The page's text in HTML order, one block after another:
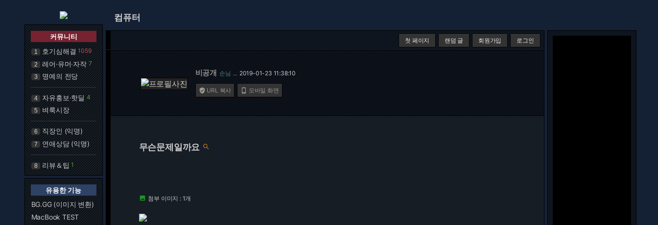
커뮤니티
1 호기심해결 1059
2 레어·유머·자작 7
3 명예의 전당
4 자유홍보·핫딜 4
5 벼룩시장
6 직장인 (익명)
7 연애상담 (익명)
8 리뷰＆팁 1
유용한 기능
BG.GG (이미지 변환)
MacBook TEST
컴퓨터
첫 페이지 랜덤 글 회원가입 로그인
비공개 손님 … 2019-01-23 11:38:10
 URL 복사  모바일 화면
무슨문제일까요 
 첨부 이미지 : 1개